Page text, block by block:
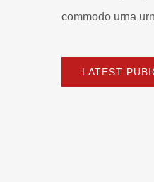
commodo urna
LATEST